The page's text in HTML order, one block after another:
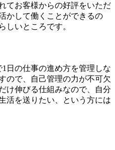
てお客様からの好評をいただ
かして働くことができるの
しいところです。
1日の仕事の進め方を管理しな
ので、自己管理の力が不可欠
け伸びる仕組みなので、自分
活を送りたい、という方には